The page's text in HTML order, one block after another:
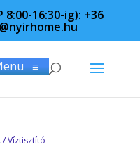
16:30-ig): +36
≡
/Víztisztító